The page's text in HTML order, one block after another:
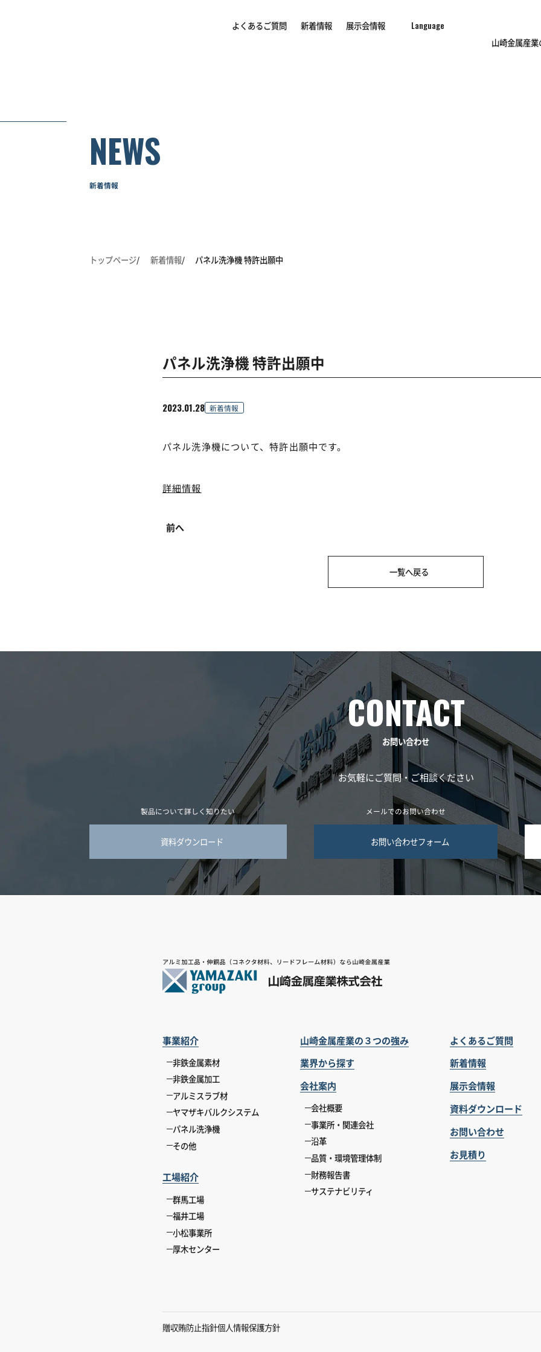
よくあるご質問 新着情報
展示会情報
山崎金属産
NEWS
新着情報
トップページ 新着情報 パネル洗浄機 特許出願中
パネル洗浄機 特許出願中
2023.01.28 新着情報
パネル洗浄機について、特許出願中です。
詳細情報
前へ
一覧へ戻る
お問い合わせ
お気軽にご質問・ご相談ください
製品について詳しく知りたい
資料ダウンロード
メールでのお問い合わせ
お問い合わせフォーム
事業紹介
非鉄金属素材
非鉄金属加工
アルミスラブ材
ヤマザキバルクシステム
パネル洗浄機
その他
工場紹介
群馬工場
福井工場
小松事業所
厚木センター
山崎金属産業の３つの強み
業界から探す
会社案内
会社概要
事業所・関連会社
沿革
品質・環境管理体制
財務報告書
サステナビリティ
よくあるご質問
新着情報
展示会情報
資料ダウンロード
お問い合わせ
お見積り
贈収賄防止指針個人情報保護方針